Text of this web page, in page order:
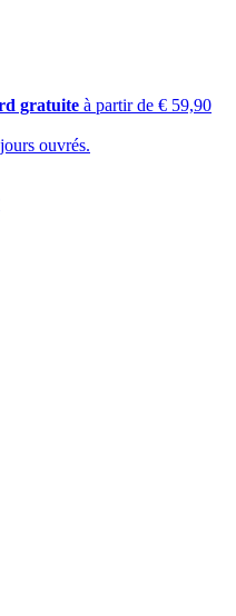
gratuite à partir de € 59,90
ouvrés.